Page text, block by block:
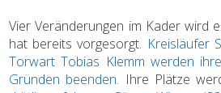
Vier Veränderungen im Kader wird
hat bereits vorgesorgt. Kreisläufer
Torwart Tobias Klemm werden
Gründen beenden. Ihre Plätze